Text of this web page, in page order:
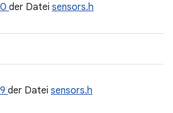
der Datei sensors.h
der Datei sensors.h